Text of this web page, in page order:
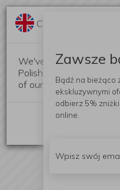
Change language?
We've detected that
Polish. Would you like
of our website?
Zawsze
Bądź na bieżąco
ekskluzywnymi
odbierz 5% zniżki
online.